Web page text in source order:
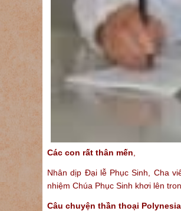
Các con rất thân mến
Nhân dịp Đại lễ Phục Sinh, Cha
nhiệm Chúa Phục Sinh khơi lên
Câu chuyện thần thoại Polynesia